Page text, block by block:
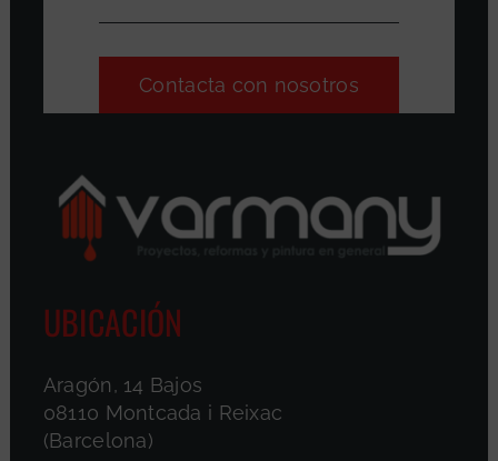
Contacta con nosotros
UBICACIÓN
Aragón, 14 Bajos
08110 Montcada i Reixac
(Barcelona)